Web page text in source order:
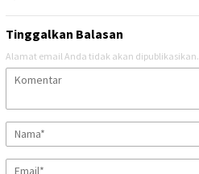
Tinggalkan Balasan
Alamat email Anda tidak akan dipublikasikan.